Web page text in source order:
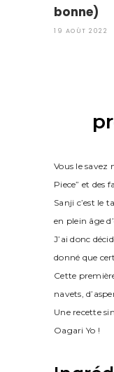
bonne)
19 AOÛT 2022
Vous le
Piece” et des
Sanji c’est le
en plein âge
J’ai donc
donné que
Cette
navets,
Une recette
Oagari Yo !